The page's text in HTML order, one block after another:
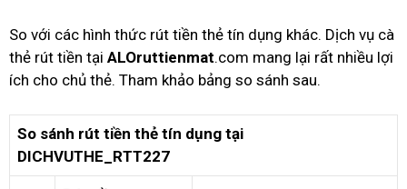
So với các hình thức rút tiền thẻ tín dụng khác. Dịch vụ cà
thẻ rút tiền tại ALOruttienmat.com mang lại rất nhiều lợi
ích cho chủ thẻ. Tham khảo bảng so sánh sau.
So sánh rút tiền thẻ tín dụng tại
DICHVUTHE_RTT227